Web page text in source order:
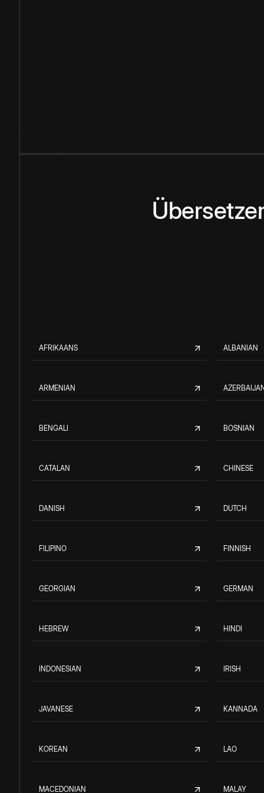
AFRIKAANS ALBANIAN
ARMENIAN
BENGALI BOSNIAN
CATALAN CHINESE
DANISH DUTCH
FILIPINO FINNISH
GEORGIAN GERMAN
HEBREW HINDI
INDONESIAN IRISH
JAVANESE KANNADA
KOREAN LAO
MACEDONIAN MALAY